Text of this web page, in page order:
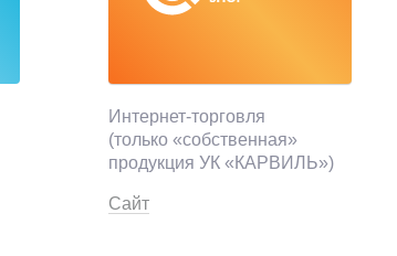
Интернет-торговля
(только «собственная»
продукция УК «КАРВИЛЬ»)
Сайт